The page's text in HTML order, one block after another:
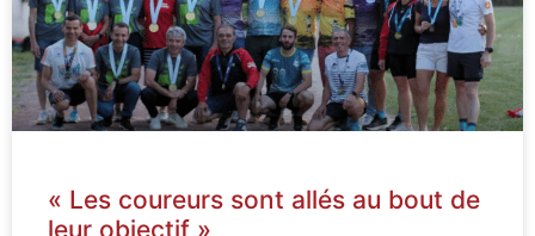
« Les coureurs sont allés au bout de
leur objectif »